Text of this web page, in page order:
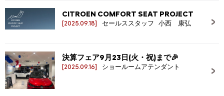
CITROEN COMFORT SEAT PROJECT
[2025.09.18] セールススタッフ 小西 康弘
決算フェア9月23日(火・祝)まで🎉
[2025.09.16] ショールームアテンダント